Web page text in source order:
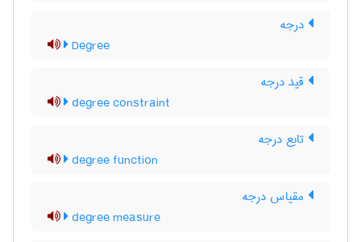
درجه
Degree
قید درجه
degree constraint
تابع درجه
degree function
مقیاس درجه
degree measure